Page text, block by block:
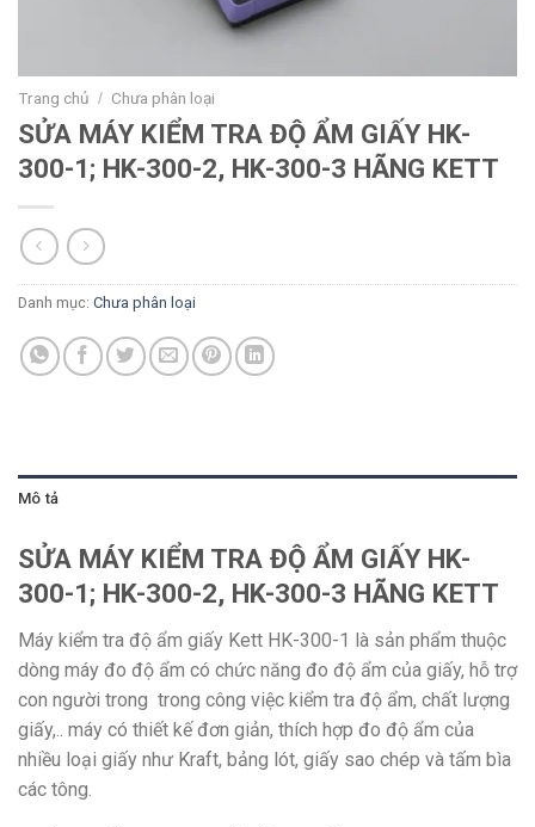
Trang chủ / Chưa phân loại
SỬA MÁY KIỂM TRA ĐỘ ẨM GIẤY HK-
300-1; HK-300-2, HK-300-3 HÃNG KETT
Danh mục: Chưa phân loại
Mô tả
SỬA MÁY KIỂM TRA ĐỘ ẨM GIẤY HK-
300-1; HK-300-2, HK-300-3 HÃNG KETT
Máy kiểm tra độ ẩm giấy Kett HK-300-1 là sản phẩm thuộc
dòng máy đo độ ẩm có chức năng đo độ ẩm của giấy, hỗ trợ
con người trong trong công việc kiểm tra độ ẩm, chất lượng
giấy,.. máy có thiết kế đơn giản, thích hợp đo độ ẩm của
nhiều loại giấy như Kraft, bảng lót, giấy sao chép và tấm bìa
các tông.